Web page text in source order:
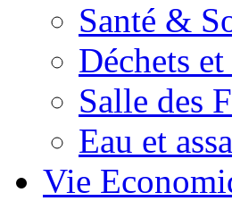
Santé &
Déchets
Salle des
Eau et
Vie